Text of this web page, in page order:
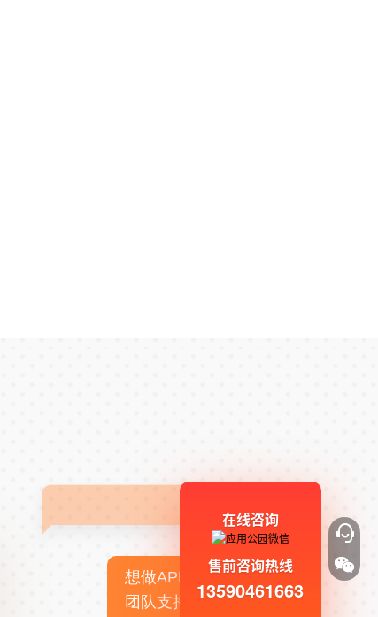
想做APP，但没有技术
团队支持
在线咨询
售前咨询热线
13590461663